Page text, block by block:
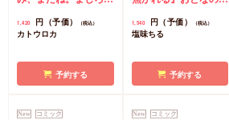
選)】
公式同人誌 コミコミ
店舗共通特典ペーパー
初版限定カメラロール
1,420 円（予価） （税込）
カトウロカ
予約する
典漫画ペーパー
1,540 円（予価） （税込）
塩味ちる
予約する
New コミック New コミック